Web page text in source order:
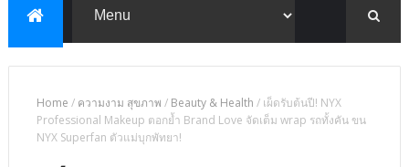
Home / ความงาม สุขภาพ / Beauty & Health / เผ็ดรับต้นปี! NYX
Professional Makeup ตอกย้ำ Brand Love จัดเต็ม wrap รถทั้งคัน ขน
NYX Superfan ตัวแม่บุกพัทยา!